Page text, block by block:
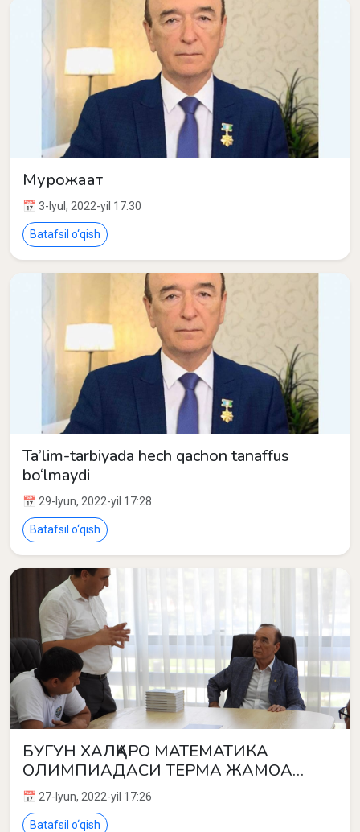
Мурожаат
📅 3-Iyul, 2022-yil 17:30
Batafsil o‘qish
Ta’lim-tarbiyada hech qachon tanaffus
bo‘lmaydi
📅 29-Iyun, 2022-yil 17:28
Batafsil o‘qish
БУГУН ХАЛҚАРО МАТЕМАТИКА
ОЛИМПИАДАСИ ТЕРМА ЖАМОА
АЪЗОЛАРИ УЧУН МУҲИМ УЧРАШУВ
ТАШКИЛ ЭТИЛДИ
📅 27-Iyun, 2022-yil 17:26
Batafsil o‘qish